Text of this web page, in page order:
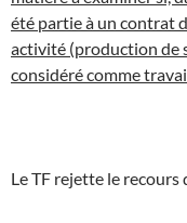
été partie à un contrat
activité (production de
considéré comme
Le TF rejette le recours